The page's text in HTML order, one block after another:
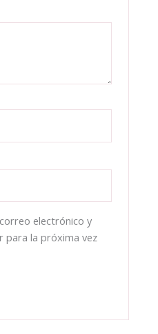
electrónico y
para la próxima vez